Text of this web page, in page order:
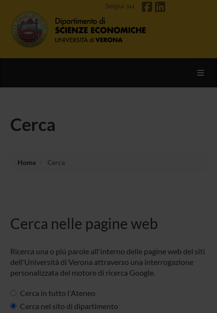
Segui su
Cerca
Home Cerca
Cerca nelle pagine web
Ricerca una o piú parole all'interno delle pagine web dei siti
dell'Università di Verona attraverso una interrogazione
personalizzata del motore di ricerca Google.
Cerca in tutto l'Ateneo
Cerca nel sito di dipartimento